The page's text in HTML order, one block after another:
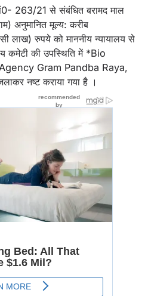
263/21 से संबंधित बरामद माल
अनुमानित मूल्य: करीब
लाख) रुपये को माननीय न्यायालय से
कमेटी की उपस्थिति में *Bio
Gram Pandba Raya,
नष्ट कराया गया है ।